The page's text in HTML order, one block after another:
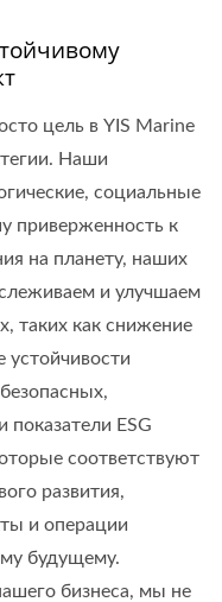
цель в YIS Marine
Наши
социальные
приверженность к
на планету, наших
и улучшаем
таких как снижение
устойчивости
ESG
соответствуют
развития,
и операции
будущему.
бизнеса, мы не